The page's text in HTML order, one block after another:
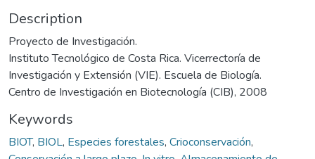
Description
Proyecto de Investigación.
Instituto Tecnológico de Costa Rica. Vicerrectoría de
Investigación y Extensión (VIE). Escuela de Biología.
Centro de Investigación en Biotecnología (CIB), 2008
Keywords
BIOT, BIOL, Especies forestales, Crioconservación,